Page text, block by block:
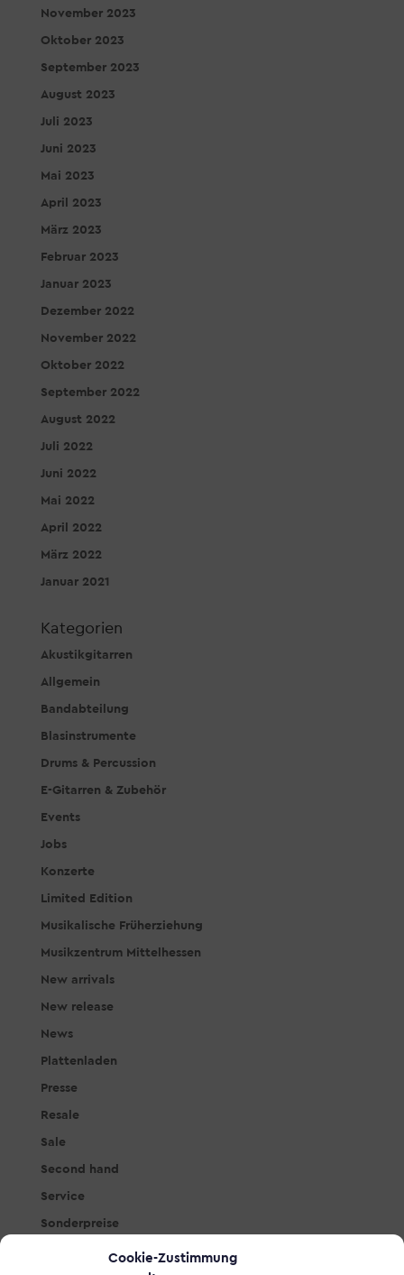
Cookie-Zustimmung
November 2023
Oktober 2023
September 2023
August 2023
Juli 2023
Juni 2023
Mai 2023
April 2023
März 2023
Februar 2023
Januar 2023
Dezember 2022
November 2022
Oktober 2022
September 2022
August 2022
Juli 2022
Juni 2022
Mai 2022
April 2022
März 2022
Januar 2021
Kategorien
Akustikgitarren
Allgemein
Bandabteilung
Blasinstrumente
Drums & Percussion
E-Gitarren & Zubehör
Events
Jobs
Konzerte
Limited Edition
Musikalische Früherziehung
Musikzentrum Mittelhessen
New arrivals
New release
News
Plattenladen
Presse
Resale
Sale
Second hand
Service
Sonderpreise